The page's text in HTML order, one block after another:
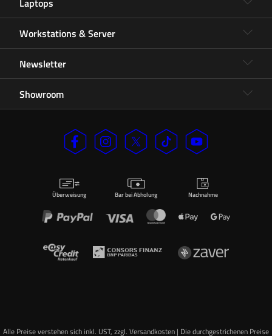
Workstations & Server
Newsletter
Showroom
Überweisung Bar bei Abholung Nachnahme
Alle Preise verstehen sich inkl. UST, zzgl. Versandkosten | Die durchgestrichenen Preise